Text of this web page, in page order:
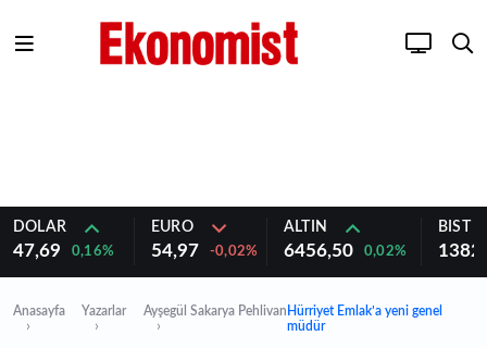
DOLAR
47,69 0,16%
EURO
54,97 -0,02%
ALTIN
6456,50 0,02%
BIST
Anasayfa Yazarlar Ayşegül Sakarya Pehlivan Hürriyet Emlak’a yeni genel
müdür